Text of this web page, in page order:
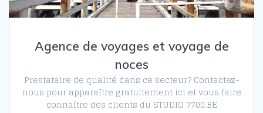
Agence de voyages et voyage de
noces
Prestataire de qualité dans ce secteur? Contactez-
nous pour apparaître gratuitement ici et vous faire
connaître des clients du STUDIO 7700.BE